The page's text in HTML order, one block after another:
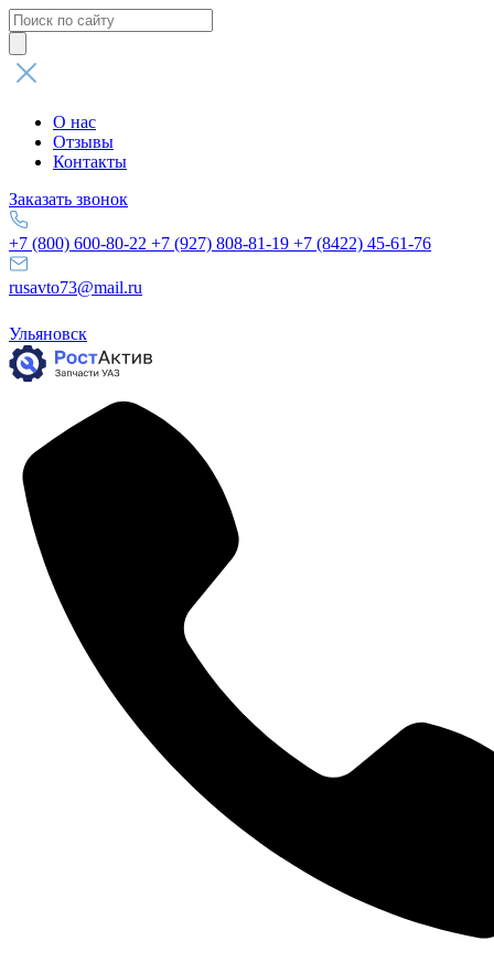
Поиск
товаров
О нас
Отзывы
Контакты
Заказать звонок
+7 (800) 600-80-22 +7 (927) 808-81-19 +7 (8422) 45-61-76
rusavto73@mail.ru
Ульяновск